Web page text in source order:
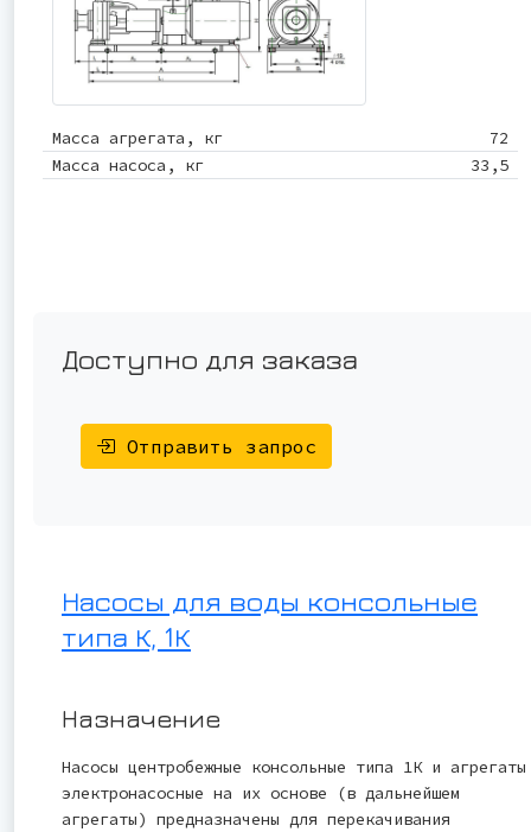
Масса агрегата, кг
72
Масса насоса, кг
33,5
Доступно для заказа
Отправить запрос
Насосы для воды консольные
типа К, 1К
Назначение
Насосы центробежные консольные типа 1К и агрегаты
электронасосные на их основе (в дальнейшем
агрегаты) предназначены для перекачивания